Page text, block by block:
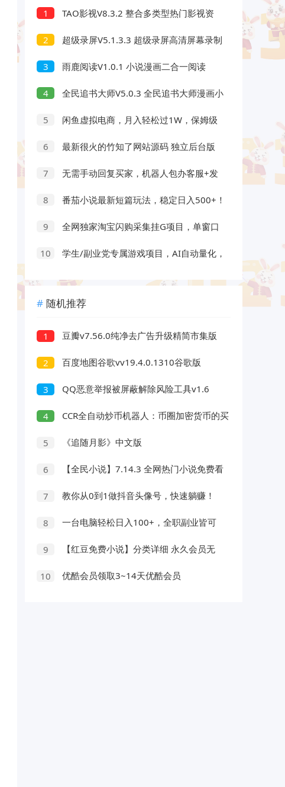
1
TAO影视V8.3.2 整合多类型热门影视资
2 超级录屏V5.1.3.3 超级录屏高清屏幕录制
3
雨鹿阅读V1.0.1 小说漫画二合一阅读
4
全民追书大师V5.0.3 全民追书大师漫画小
5
闲鱼虚拟电商，月入轻松过1W，保姆级
6 最新很火的竹知了网站源码 独立后台版
7
无需手动回复买家，机器人包办客服+发
8
番茄小说最新短篇玩法，稳定日入500+！
9
全网独家淘宝闪购采集挂G项目，单窗口
10
学生/副业党专属游戏项目，AI自动量化，
随机推荐
1 豆瓣v7.56.0纯净去广告升级精简市集版
2 百度地图谷歌vv19.4.0.1310谷歌版
3 QQ恶意举报被屏蔽解除风险工具v1.6
4
CCR全自动炒币机器人：币圈加密货币的买
5 《追随月影》中文版
6 【全民小说】7.14.3 全网热门小说免费看
7
教你从0到1做抖音头像号，快速躺赚！
8
一台电脑轻松日入100+，全职副业皆可
9
【红豆免费小说】分类详细 永久会员无
10 优酷会员领取3~14天优酷会员